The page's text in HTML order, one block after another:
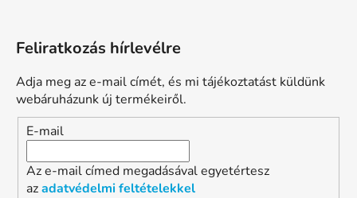
Feliratkozás hírlevélre
Adja meg az e-mail címét, és mi tájékoztatást küldünk
webáruházunk új termékeiről.
E-mail
Az e-mail címed megadásával egyetértesz
azadatvédelmi feltételekkel